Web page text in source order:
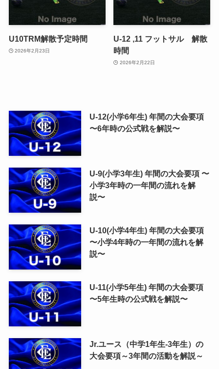
U10TRM解散予定時間
2026年2月23日
U-12 ,11 フットサル 解散
時間
2026年2月22日
U-12(小学6年生) 年間の大会要項
〜6年時の公式戦を解説〜
U-9(小学3年生) 年間の大会要項 〜
小学3年時の一年間の流れを解
説〜
U-10(小学4年生) 年間の大会要項
〜小学4年時の一年間の流れを解
説〜
U-11(小学5年生) 年間の大会要項
〜5年生時の公式戦を解説〜
Jr.ユース（中学1年生-3年生）の
大会要項～3年間の活動を解説～